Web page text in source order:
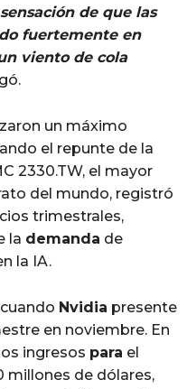
de que las
fuertemente en
viento de cola
un máximo
el repunte de la
2330.TW, el mayor
del mundo, registró
trimestrales,
la demanda de
la IA.
Nvidia presente
en noviembre. En
ingresos para el
millones de dólares,